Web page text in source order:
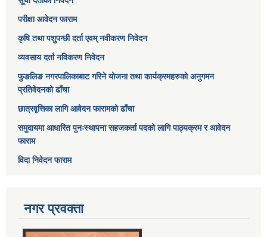
परीक्षा आवेदन फाराम
कृषि तथा पशुपन्छी दर्ता एवम् नवीकरण निवेदन
व्यवसाय दर्ता नविकरण निवेदन
फुङलिङ नगरपालिकाबाट गरिने योजना तथा कार्यक्रमहरुको अनुगमन
प्रतिवेदनको ढाँचा
छात्रवृत्तिका लागि आवेदन फारामको ढाँचा
समुदायमा आधारित पुनःस्थापना सहजकर्ता पदको लागि पाठ्यक्रम र आवेदन
फाराम
विदा निवेदन फाराम
नगर प्रवक्ता